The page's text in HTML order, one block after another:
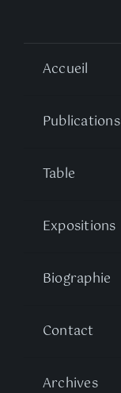
Accueil
Publications
Table
Expositions
Biographie
Contact
Archives